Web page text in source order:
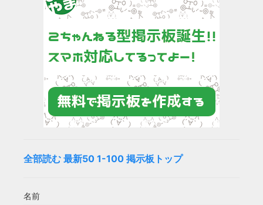
全部読む 最新50 1-100 掲示板トップ
名前